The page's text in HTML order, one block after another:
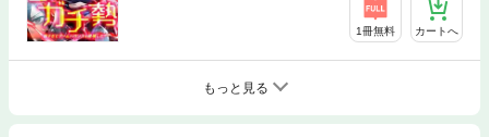
1冊無料 カートへ
もっと見る